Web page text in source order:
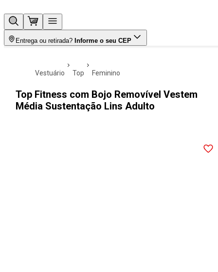
Entrega ou retirada? Informe o seu CEP
vestuário top feminino
Top Fitness com Bojo Removível Vestem
Média Sustentação Lins Adulto